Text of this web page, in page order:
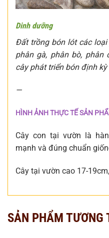
Dinh dưỡng
Đất trồng bón lót các
phân gà, phân bò, phân
cây phát triển bón định
—
HÌNH ẢNH THỰC TẾ SẢN
Cây con tại vườn là
mạnh và đúng chuẩn
Cây tại vườn cao 17-
SẢN PHẨM TƯƠNG